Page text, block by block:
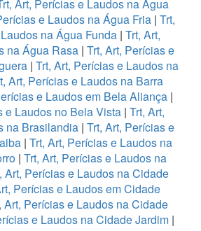
Art, Perícias e Laudos na Água
e Laudos na Água Fria | Trt,
na Água Funda| Trt, Art,
na Água Rasa | Trt, Art, Perícias e
| Trt, Art, Perícias e Laudos na
Art, Perícias e Laudos na Barra
e Laudos em Bela Aliança |
e Laudos no Bela Vista| Trt, Art,
na Brasilandia | Trt, Art, Perícias e
| Trt, Art, Perícias e Laudos na
| Trt, Art, Perícias e Laudos na
Art, Perícias e Laudos na Cidade
Perícias e Laudos em Cidade
Art, Perícias e Laudos na Cidade
e Laudos na Cidade Jardim|